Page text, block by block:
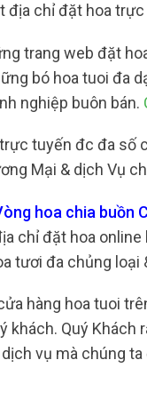
chỉ đặt hoa
trang web đặt
bó hoa tuoi đa
nghiệp buôn bán.
tuyến đc đa số
Mại & dịch Vụ
hoa chia buồn
chỉ đặt hoa online
tươi đa chủng
hàng hoa tuoi
khách. Quý
vụ mà chúng ta